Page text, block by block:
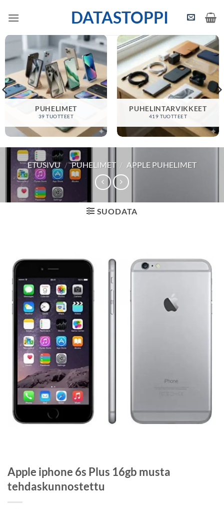
DATASTOPPI
PUHELIMET
39 TUOTTEET
PUHELINTARVIKKEET
419 TUOTTEET
ETUSIVU / PUHELIMET / APPLE PUHELIMET
SUODATA
Apple iphone 6s Plus 16gb musta
tehdaskunnostettu